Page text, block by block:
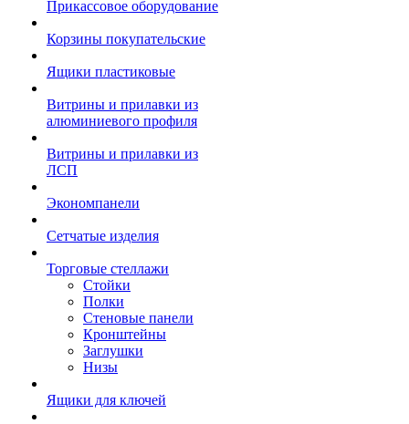
Прикассовое оборудование
Корзины покупательские
Ящики пластиковые
Витрины и прилавки из
алюминиевого профиля
Витрины и прилавки из
ЛСП
Экономпанели
Сетчатые изделия
Торговые стеллажи
Стойки
Полки
Стеновые панели
Кронштейны
Заглушки
Низы
Ящики для ключей